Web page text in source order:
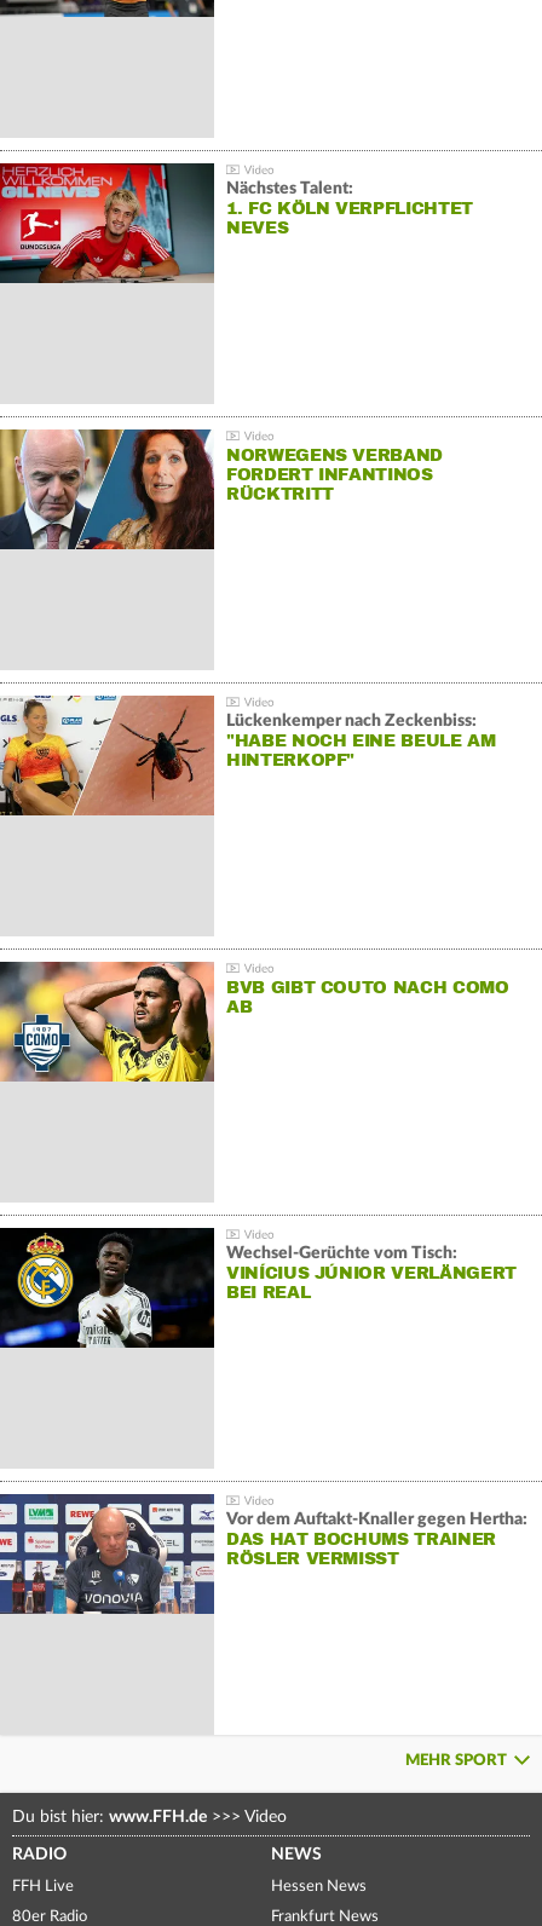
Nächstes Talent:
1. FC KÖLN VERPFLICHTET
NEVES
NORWEGENS VERBAND
FORDERT INFANTINOS
RÜCKTRITT
Lückenkemper nach Zeckenbiss:
"HABE NOCH EINE BEULE AM
HINTERKOPF"
BVB GIBT COUTO NACH COMO
AB
Wechsel-Gerüchte vom Tisch:
VINÍCIUS JÚNIOR VERLÄNGERT
BEI REAL
Vor dem Auftakt-Knaller gegen Hertha:
DAS HAT BOCHUMS TRAINER
RÖSLER VERMISST
MEHR SPORT
Du bist hier: www.FFH.de >>> Video
RADIO
FFH Live
80er Radio
NEWS
Hessen News
Frankfurt News